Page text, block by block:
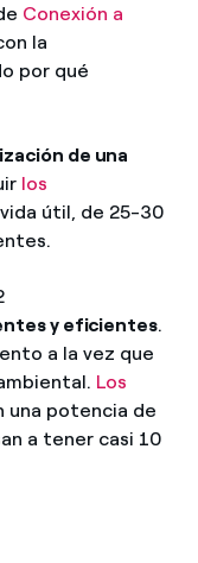
Conexión a
la
por qué
de una
los
útil, de 25-30
y eficientes.
a la vez que
Los
una potencia de
a tener casi 10